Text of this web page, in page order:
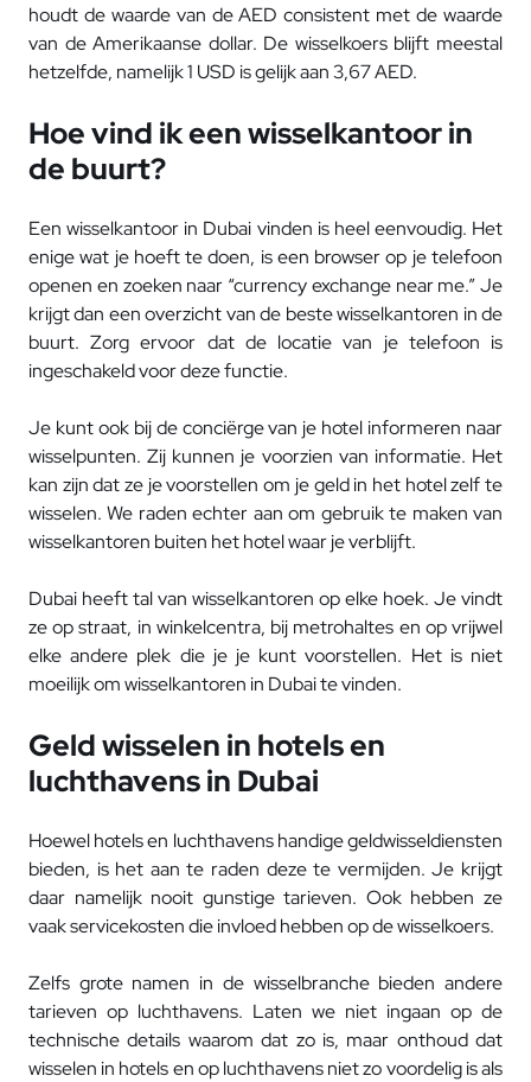
houdt de waarde van de AED consistent met de waarde
van de Amerikaanse dollar. De wisselkoers blijft meestal
hetzelfde, namelijk 1 USD is gelijk aan 3,67 AED.
Hoe vind ik een wisselkantoor in
de buurt?
Een wisselkantoor in Dubai vinden is heel eenvoudig. Het
enige wat je hoeft te doen, is een browser op je telefoon
openen en zoeken naar “currency exchange near me.” Je
krijgt dan een overzicht van de beste wisselkantoren in de
buurt. Zorg ervoor dat de locatie van je telefoon is
ingeschakeld voor deze functie.
Je kunt ook bij de conciërge van je hotel informeren naar
wisselpunten. Zij kunnen je voorzien van informatie. Het
kan zijn dat ze je voorstellen om je geld in het hotel zelf te
wisselen. We raden echter aan om gebruik te maken van
wisselkantoren buiten het hotel waar je verblijft.
Dubai heeft tal van wisselkantoren op elke hoek. Je vindt
ze op straat, in winkelcentra, bij metrohaltes en op vrijwel
elke andere plek die je je kunt voorstellen. Het is niet
moeilijk om wisselkantoren in Dubai te vinden.
Geld wisselen in hotels en
luchthavens in Dubai
Hoewel hotels en luchthavens handige geldwisseldiensten
bieden, is het aan te raden deze te vermijden. Je krijgt
daar namelijk nooit gunstige tarieven. Ook hebben ze
vaak servicekosten die invloed hebben op de wisselkoers.
Zelfs grote namen in de wisselbranche bieden andere
tarieven op luchthavens. Laten we niet ingaan op de
technische details waarom dat zo is, maar onthoud dat
wisselen in hotels en op luchthavens niet zo voordelig is als